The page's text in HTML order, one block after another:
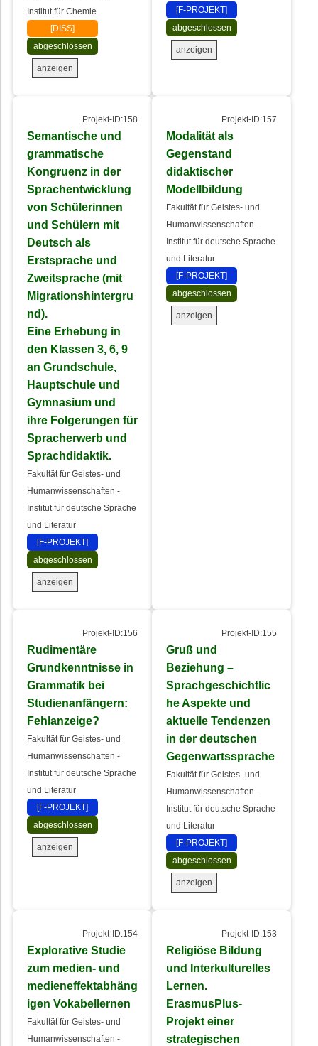
Institut für Chemie
[DISS]
abgeschlossen
anzeigen
[F-PROJEKT]
abgeschlossen
anzeigen
Projekt-ID:158
Semantische und
grammatische
Kongruenz in der
Sprachentwicklung
von Schülerinnen
und Schülern mit
Deutsch als
Erstsprache und
Zweitsprache (mit
Migrationshintergru
nd).
Eine Erhebung in
den Klassen 3, 6, 9
an Grundschule,
Hauptschule und
Gymnasium und
ihre Folgerungen für
Spracherwerb und
Sprachdidaktik.
Fakultät für Geistes- und
Humanwissenschaften -
Institut für deutsche Sprache
und Literatur
[F-PROJEKT]
abgeschlossen
anzeigen
Projekt-ID:157
Modalität als
Gegenstand
didaktischer
Modellbildung
Fakultät für Geistes- und
Humanwissenschaften -
Institut für deutsche Sprache
und Literatur
[F-PROJEKT]
abgeschlossen
anzeigen
Projekt-ID:156
Rudimentäre
Grundkenntnisse in
Grammatik bei
Studienanfängern:
Fehlanzeige?
Fakultät für Geistes- und
Humanwissenschaften -
Institut für deutsche Sprache
und Literatur
[F-PROJEKT]
abgeschlossen
anzeigen
Projekt-ID:155
Gruß und
Beziehung –
Sprachgeschichtlic
he Aspekte und
aktuelle Tendenzen
in der deutschen
Gegenwartssprache
Fakultät für Geistes- und
Humanwissenschaften -
Institut für deutsche Sprache
und Literatur
[F-PROJEKT]
abgeschlossen
anzeigen
Projekt-ID:154
Explorative Studie
zum medien- und
medieneffektabhäng
igen Vokabellernen
Fakultät für Geistes- und
Humanwissenschaften -
Projekt-ID:153
Religiöse Bildung
und Interkulturelles
Lernen.
ErasmusPlus-
Projekt einer
strategischen